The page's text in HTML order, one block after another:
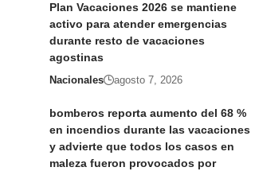
Plan Vacaciones 2026 se mantiene
activo para atender emergencias
durante resto de vacaciones
agostinas
Nacionales agosto 7, 2026
bomberos reporta aumento del 68 %
en incendios durante las vacaciones
y advierte que todos los casos en
maleza fueron provocados por